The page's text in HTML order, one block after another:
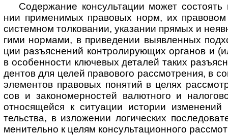
Содержание консультации может
нии при­ме­ни­мых пра­во­вых норм, их
сис­тем­ном тол­ко­ва­нии, ука­за­нии пря­мых и
гими нор­мами, в при­ве­де­нии выяв­лен­ных
ции разъ­яс­не­ний конт­ро­ли­рую­щих орга­нов и
в осо­бен­но­сти клю­че­вых дета­лей таких
ден­тов для целей пра­во­вого рас­смот­ре­ния, в
эле­мен­тов пра­во­вых поня­тий в целях
сов и зако­но­мер­нос­тей валют­ного и
отно­ся­щейся к ситу­а­ции исто­рии
тель­ства, в изло­же­нии логи­чес­ких
ме­ни­те­льно к целям кон­суль­та­ци­он­ного